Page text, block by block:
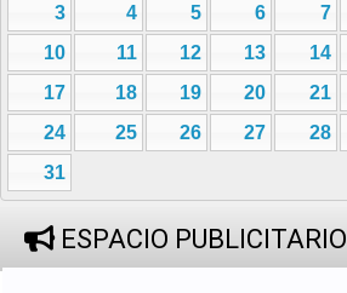
3
4 5 6 7
10
11 12 13 14
17
18 19 20 21
24
25 26 27 28
31
ESPACIO PUBLICITARIO